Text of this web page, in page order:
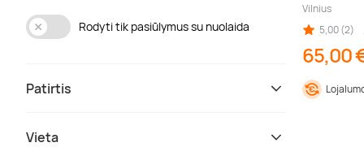
Rodyti tik pasiūlymus su nuolaida
Patirtis
Vieta
Vilnius
5,00 (2)
65,00